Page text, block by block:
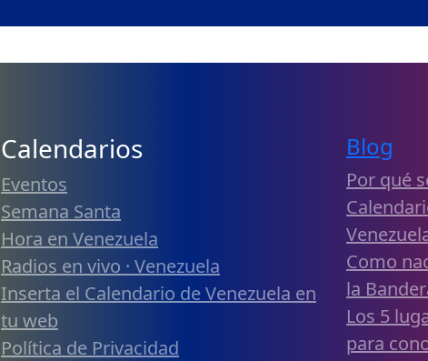
Calendarios
Eventos
Semana Santa
Hora en Venezuela
Radios en vivo · Venezuela
Inserta el Calendario de Venezuela en
tu web
Política de Privacidad
Blog
Por qué
Como
la
Los 5
para